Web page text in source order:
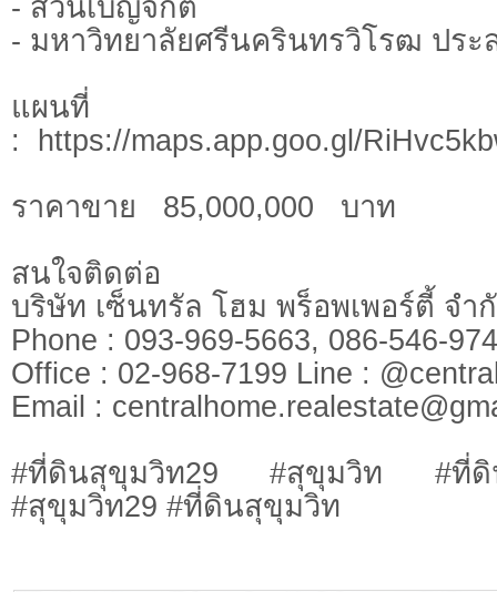
- สวนเบญจกิติ
- มหาวิทยาลัยศรีนครินทรวิโรฒ ประ
แผนที่
: https://maps.app.goo.gl/
ราคาขาย 85,000,000 บาท
สนใจติดต่อ
บริษัท เซ็นทรัล โฮม พร็อพเพอร์ตี้
Phone : 093-969-5663, 086-546-
Office : 02-968-7199 Line :
​​​​​​​Email :
#ที่ดินสุขุมวิท29 #สุขุมวิท #ที่ดิน
#สุขุมวิท29 #ที่ดินสุขุมวิท